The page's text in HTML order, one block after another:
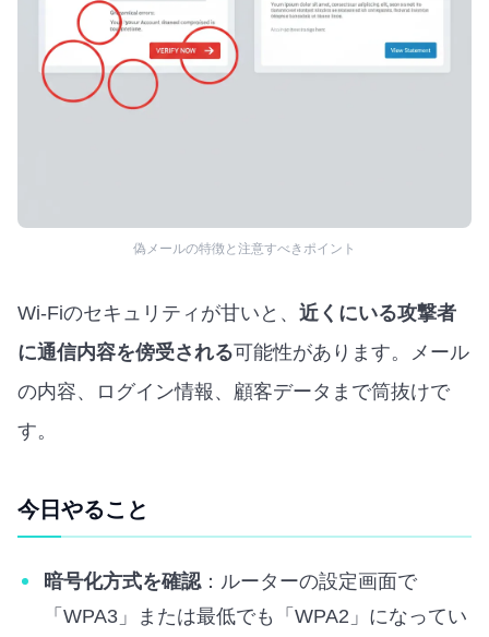
偽メールの特徴と注意すべきポイント
Wi-Fiのセキュリティが甘いと、 近くにいる攻撃者
に通信内容を傍受される可能性があります。メール
の内容、ログイン情報、顧客データまで筒抜けで
す。
今日やること
暗号化方式を確認：ルーターの設定画面で
「WPA3」または最低でも「WPA2」になってい